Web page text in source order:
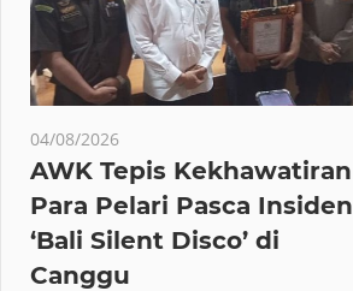
04/08/2026
AWK Tepis Kekhawatiran
Para Pelari Pasca Insiden
‘Bali Silent Disco’ di
Canggu